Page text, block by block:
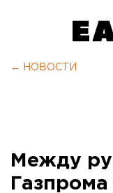
← НОВОСТИ
Между
Газпрома